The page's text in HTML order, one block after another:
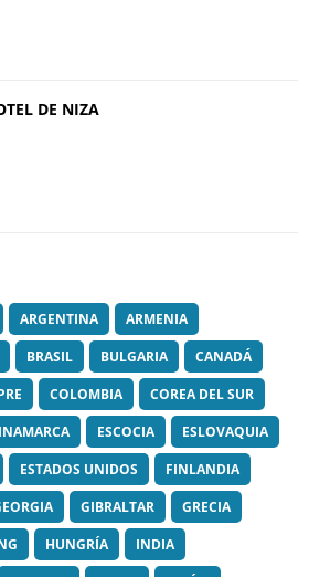
DE NIZA
ARGENTINA
ARMENIA
BRASIL BULGARIA
CANADÁ
COLOMBIA
COREA DEL SUR
ESCOCIA
ESLOVAQUIA
ESTADOS UNIDOS
FINLANDIA
GIBRALTAR
GRECIA
HUNGRÍA
INDIA